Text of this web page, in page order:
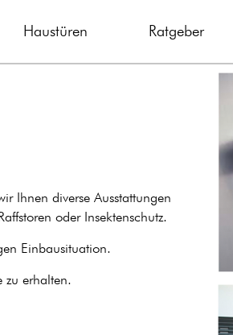
Haustüren Ratgeber
Ihnen diverse Ausstattungen
oder Insektenschutz.
Einbausituation.
zu erhalten.